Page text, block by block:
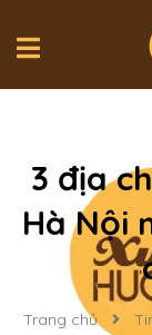
3 địa
Hà Nội
Trang chủ